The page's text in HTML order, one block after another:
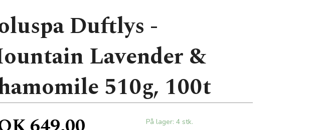
Duftlys -
Lavender &
510g, 100t
På lager: 4 stk.